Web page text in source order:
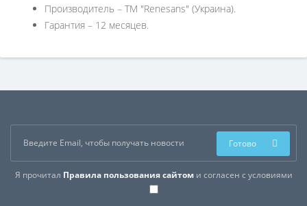
Производитель – ТМ "Renesans" (Украина).
Гарантия – 12 месяцев.
Я прочитал Правила пользования сайтоми согласен с условиями
Готово